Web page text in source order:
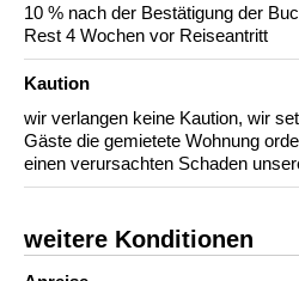
10 % nach der Bestätigung der
Rest 4 Wochen vor Reiseantritt
Kaution
wir verlangen keine Kaution, wir
Gäste die gemietete Wohnung
einen verursachten Schaden
weitere Konditionen